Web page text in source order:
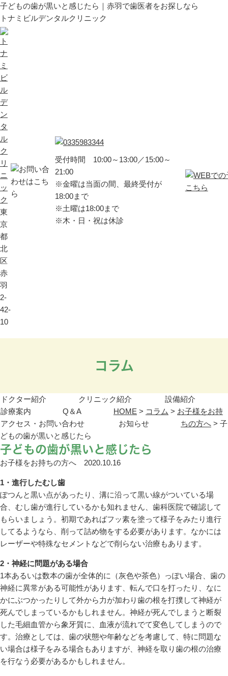
子どもの歯が黒いと感じたら｜赤羽で歯医者をお探しなら
トナミビルデンタルクリニック
東
京
都
北
区
赤
羽
2-
42-
10
受付時間 10:00～13:00／15:00～
21:00
※金曜は当面の間、最終受付が
18:00まで
※土曜は18:00まで
※木・日・祝は休診
コラム
ドクター紹介 クリニック紹介
設備紹介
診療案内
Q＆A
アクセス・お問い合わせ
お知らせ
HOME > コラム > お子様をお持
ちの方へ > 子
どもの歯が黒いと感じたら
子どもの歯が黒いと感じたら
お子様をお持ちの方へ 2020.10.16
1・進行したむし歯
ぽつんと黒い点があったり、溝に沿って黒い線がついている場
合、むし歯が進行しているかも知れません、歯科医院で確認して
もらいましょう。初期であればフッ素を塗って様子をみたり進行
してるようなら、削って詰め物をする必要があります。なかには
レーザーや特殊なセメントなどで削らない治療もあります。
2・神経に問題がある場合
1本あるいは数本の歯が全体的に（灰色や茶色）っぽい場合、歯の
神経に異常がある可能性があります、転んで口を打ったり、なに
かにぶつかったりして外から力が加わり歯の根を打撲して神経が
死んでしまっているかもしれません。神経が死んでしまうと断裂
した毛細血管から象牙質に、血液が流れでて変色してしまうので
す。治療としては、歯の状態や年齢などを考慮して、特に問題な
い場合は様子をみる場合もありますが、神経を取り歯の根の治療
を行なう必要があるかもしれません。